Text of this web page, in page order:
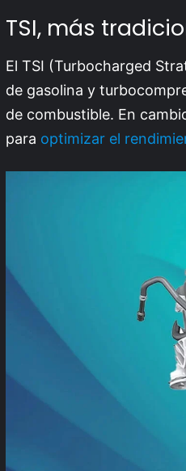
TSI, más
El TSI (Turbocharged
de gasolina y
de combustible. En
para optimizar el